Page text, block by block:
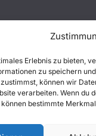
Erlebnis zu bieten,
zu speichern
können wir
verarbeiten. Wenn du
bestimmte